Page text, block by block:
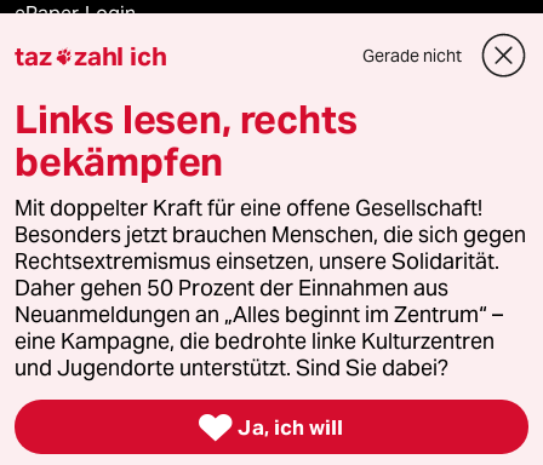
ePaper Login
Downloads für Abonnierende
© 2026 taz Verlags und Vertriebs GmbH
Alle Rechte vorbehalten. Bei rechtlichen Fragen oder für Genehmigungen
wenden Sie sich bitte an
lizenzen@taz.de
Feedback Redaktionsstatut Kommune-Richtlinien
Leitlinie Informant Datenschutz Impressum AGB
Seitenwende Einwilligungen widerrufen (Ads)
taz zahl ich Gerade nicht
Links lesen, rechts
bekämpfen
Mit doppelter Kraft für eine offene Gesellschaft!
Besonders jetzt brauchen Menschen, die sich gegen
Rechtsextremismus einsetzen, unsere Solidarität.
Daher gehen 50 Prozent der Einnahmen aus
Neuanmeldungen an „Alles beginnt im Zentrum“ –
eine Kampagne, die bedrohte linke Kulturzentren
und Jugendorte unterstützt. Sind Sie dabei?
 Ja, ich will